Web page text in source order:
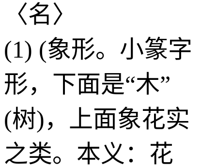
〈名〉
(1) (象形。小篆字
形，下面是“木”
(树)，上面象花实
之类。本义：花